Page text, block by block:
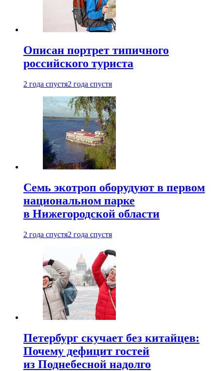
Описан портрет типичного
российского туриста
2 года спустя2 года спустя
Семь экотроп оборудуют в первом
национальном парке
в Нижегородской области
2 года спустя2 года спустя
Петербург скучает без китайцев:
Почему дефицит гостей
из Поднебесной надолго